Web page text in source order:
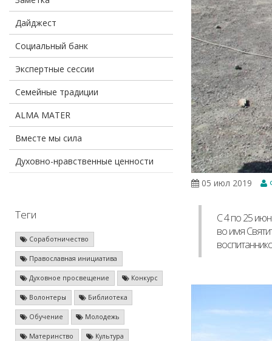
Дайджест
Социальный банк
Экспертные сессии
Семейные традиции
ALMA MATER
Вместе мы сила
Духовно-нравственные ценности
Теги
Соработничество
Православная инициатива
Духовное просвещение Конкурс
Волонтеры Библиотека
Обучение Молодежь
Материнство Культура
05 июл 2019
С 4 по 25
во имя